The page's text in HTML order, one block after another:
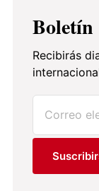
Boletín
Recibirás